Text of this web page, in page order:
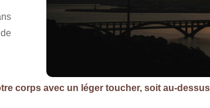
corps avec un léger toucher, soit au-